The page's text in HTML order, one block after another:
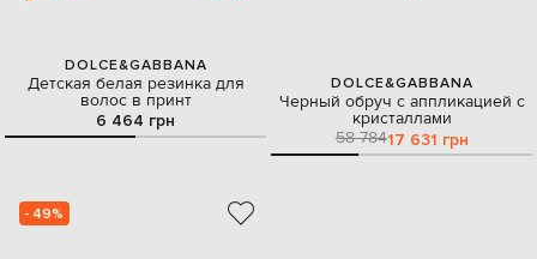
DOLCE&GABBANA
Детская белая резинка для
волос в принт
6 464 грн
DOLCE&GABBANA
Черный обруч с аппликацией с
кристаллами
58 78417 631 грн
- 49%